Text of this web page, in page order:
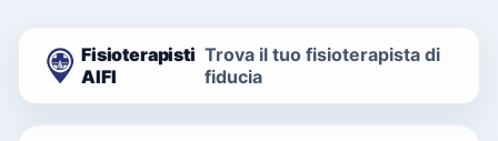
Fisioterapisti
AIFI
Trova il tuo fisioterapista di
fiducia